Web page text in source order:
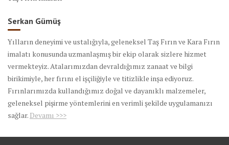
Serkan Gümüş
Yılların deneyimi ve ustalığıyla, geleneksel Taş Fırın ve Kara Fırın
imalatı konusunda uzmanlaşmış bir ekip olarak sizlere hizmet
vermekteyiz. Atalarımızdan devraldığımız zanaat ve bilgi
birikimiyle, her fırını el işçiliğiyle ve titizlikle inşa ediyoruz.
Fırınlarımızda kullandığımız doğal ve dayanıklı malzemeler,
geleneksel pişirme yöntemlerini en verimli şekilde uygulamanızı
sağlar. Devamı >>>